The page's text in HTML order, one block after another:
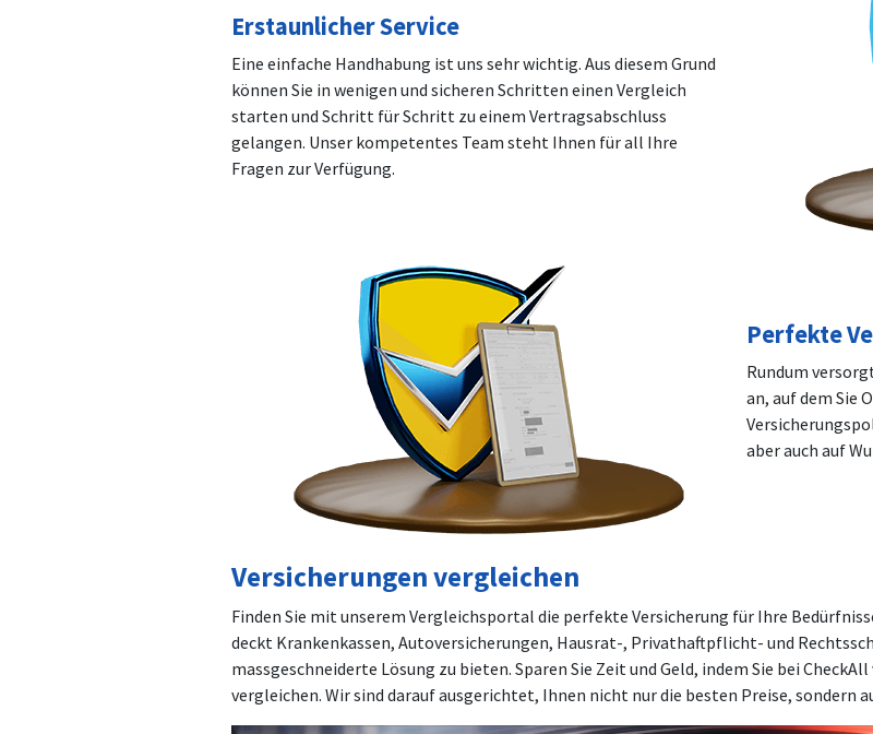
Erstaunlicher Service
Eine einfache Handhabung ist uns sehr wichtig. Aus diesem Grund
können Sie in wenigen und sicheren Schritten einen Vergleich
starten und Schritt für Schritt zu einem Vertragsabschluss
gelangen. Unser kompetentes Team steht Ihnen für all Ihre
Fragen zur Verfügung.
Perfekte
Rundum
an, auf dem Sie
aber auch auf
Versicherungen vergleichen
Finden Sie mit unserem Vergleichsportal die perfekte Versicherung für Ihre
deckt Krankenkassen, Autoversicherungen, Hausrat-, Privathaftpflicht- und
massgeschneiderte Lösung zu bieten. Sparen Sie Zeit und Geld, indem Sie bei
vergleichen. Wir sind darauf ausgerichtet, Ihnen nicht nur die besten Preise, sondern